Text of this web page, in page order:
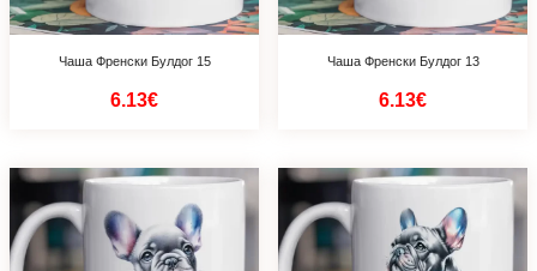
Чаша Френски Булдог 15
6.13€
Чаша Френски Булдог 13
6.13€